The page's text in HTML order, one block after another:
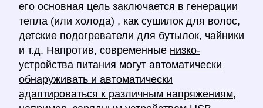
его основная цель заключается в генерации
тепла (или холода) , как сушилок для волос,
детские подогреватели для бутылок, чайники
и т.д. Напротив, современные низко-
устройства питания могут автоматически
обнаруживать и автоматически
адаптироваться к различным напряжениям,